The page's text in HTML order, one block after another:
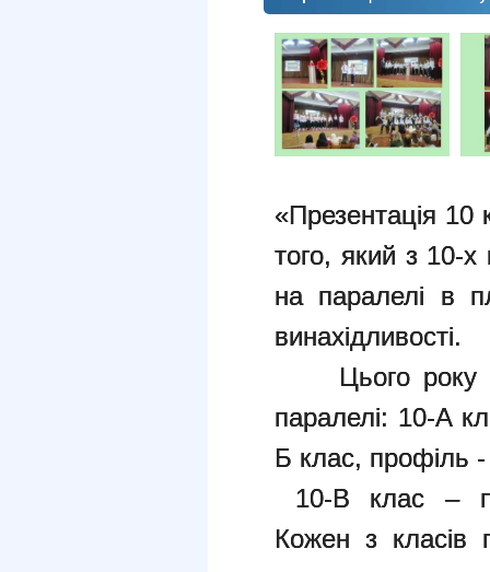
«Презентація 10
того, який з 10-
на паралелі в
винахідливості.
Цього року
паралелі: 10-А
Б клас, профіль
10-В клас –
Кожен з класів